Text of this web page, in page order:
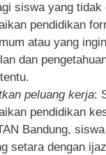
siswa yang tidak
pendidikan
atau yang
dan
peluang kerja:
pendidikan
Bandung,
setara dengan